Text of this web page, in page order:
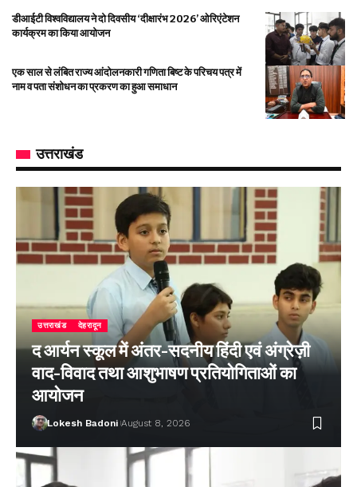
डीआईटी विश्वविद्यालय ने दो दिवसीय ‘दीक्षारंभ 2026’ ओरिएंटेशन
कार्यक्रम का किया आयोजन
एक साल से लंबित राज्य आंदोलनकारी गणिता बिष्ट के परिचय पत्र में
नाम व पता संशोधन का प्रकरण का हुआ समाधान
उत्तराखंड
उत्तराखंड देहरादून
द आर्यन स्कूल में अंतर-सदनीय हिंदी एवं अंग्रेज़ी
वाद-विवाद तथा आशुभाषण प्रतियोगिताओं का
आयोजन
Lokesh Badoni August 8, 2026